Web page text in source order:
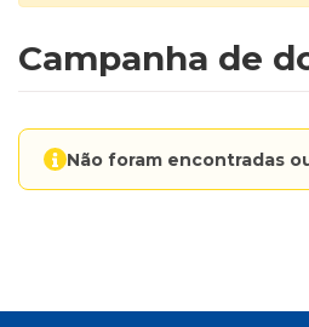
Campanha de
Não foram encontradas